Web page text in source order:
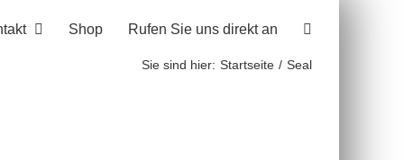
Shop Rufen Sie uns direkt an
Sie sind hier: Startseite Seal